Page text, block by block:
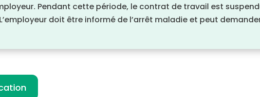
Pendant cette période, le contrat de travail est
doit être informé de l’arrêt maladie et peut